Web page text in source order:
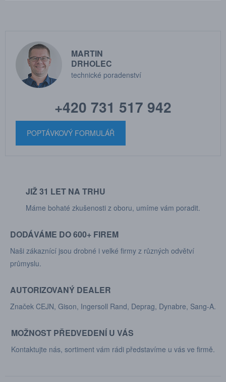
MARTIN
DRHOLEC
technické poradenství
+420 731 517 942
POPTÁVKOVÝ FORMULÁŘ
JIŽ 31 LET NA TRHU
Máme bohaté zkušenosti z oboru, umíme vám poradit.
DODÁVÁME DO 600+ FIREM
Naši zákaznící jsou drobné i velké firmy z různých odvětví
průmyslu.
AUTORIZOVANÝ DEALER
Značek CEJN, Gison, Ingersoll Rand, Deprag, Dynabre, Sang-A.
MOŽNOST PŘEDVEDENÍ U VÁS
Kontaktujte nás, sortiment vám rádi představíme u vás ve firmě.